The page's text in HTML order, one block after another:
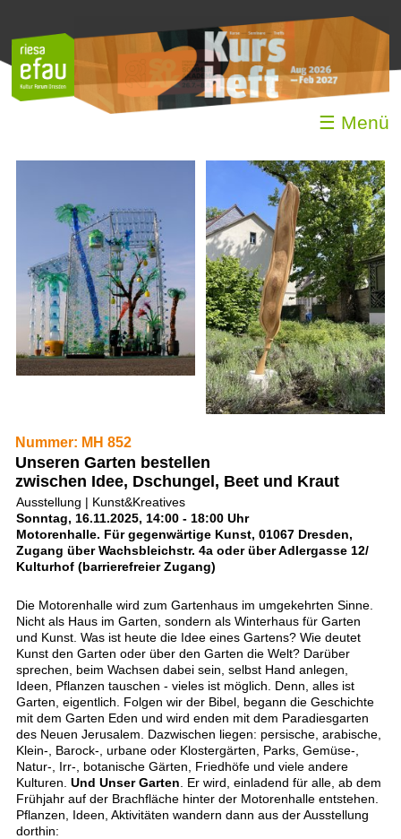
☰ Menü
Nummer: MH 852
Unseren Garten bestellen
zwischen Idee, Dschungel, Beet und Kraut
Ausstellung | Kunst&Kreatives
Sonntag, 16.11.2025, 14:00 - 18:00 Uhr
Motorenhalle. Für gegenwärtige Kunst, 01067 Dresden,
Zugang über Wachsbleichstr. 4a oder über Adlergasse 12/
Kulturhof (barrierefreier Zugang)
Die Motorenhalle wird zum Gartenhaus im umgekehrten Sinne.
Nicht als Haus im Garten, sondern als Winterhaus für Garten
und Kunst. Was ist heute die Idee eines Gartens? Wie deutet
Kunst den Garten oder über den Garten die Welt? Darüber
sprechen, beim Wachsen dabei sein, selbst Hand anlegen,
Ideen, Pflanzen tauschen - vieles ist möglich. Denn, alles ist
Garten, eigentlich. Folgen wir der Bibel, begann die Geschichte
mit dem Garten Eden und wird enden mit dem Paradiesgarten
des Neuen Jerusalem. Dazwischen liegen: persische, arabische,
Klein-, Barock-, urbane oder Klostergärten, Parks, Gemüse-,
Natur-, Irr-, botanische Gärten, Friedhöfe und viele andere
Kulturen. Und Unser Garten . Er wird, einladend für alle, ab dem
Frühjahr auf der Brachfläche hinter der Motorenhalle entstehen.
Pflanzen, Ideen, Aktivitäten wandern dann aus der Ausstellung
dorthin: